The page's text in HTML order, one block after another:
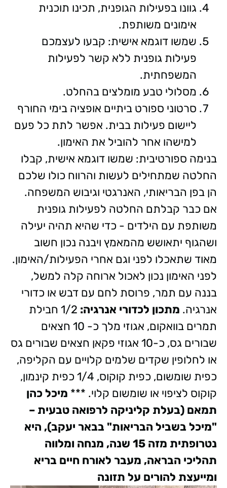
גוונו בפעילות הגופנית, תכינו תוכנית
אימונים משותפת.
שמשו דוגמא אישית: קבעו לעצמכם
פעילות גופנית ללא קשר לפעילות
המשפחתית.
מסלולי טבע מומלצים בהחלט.
סרטוני ספורט ביתיים אופציה בימי החורף
ליישום פעילות בבית. אפשר לתת כל פעם
למישהו אחר להוביל את האימון.
בנימה ספורטיבית: שמשו דוגמא אישית, קבלו
החלטה שמתחילים לעשות והרווח כולו שלכם
הן בפן הבריאותי, האנרגטי וגיבוש המשפחה.
אם כבר קבלתם החלטה לפעילות גופנית
משותפת עם הילדים - כדי שהיא תהיה יעילה
ושהגוף יתאושש מהמאמץ ויבנה נכון חשוב
מאוד שתאכלו לפני וגם אחרי הפעילות/האימון.
לפני האימון נכון לאכול ארוחה קלה למשל,
בננה עם תמר, פרוסת לחם עם דבש או כדורי
אנרגיה. מתכון לכדורי אנרגיה:
1/2 חבילת
תמרים בוואקום, אגוזי מלך כ- 10 חצאים
שבורים גס, כ-10 אגוזי פקאן חצאים שבורים גס
או לחלופין שקדים שלמים קלויים עם הקליפה,
כפית שומשום, כפית קוקוס, 1/4 כפית קינמון,
קוקוס לציפוי או שומשום קלוי. *** מיכל כהן
תמאם (בעלת קליניקה לרפואה טבעית –
"מיכל בשביל הבריאות" בבאר יעקב), היא
נטרופתית מזה 15 שנה, מנחה ומלווה
תהליכי הבראה, מעבר לאורח חיים בריא
ומייעצת להורים על תזונה